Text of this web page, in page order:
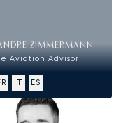
ZIMMERMANN
Aviation Advisor
IT ES